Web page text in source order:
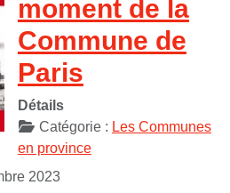
moment de la
Commune de
Paris
Détails
Catégorie : Les Communes
en province
2023